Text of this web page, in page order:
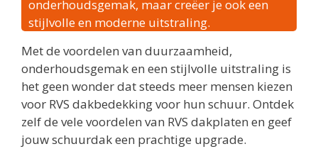
onderhoudsgemak, maar creëer je ook een
stijlvolle en moderne uitstraling.
Met de voordelen van duurzaamheid,
onderhoudsgemak en een stijlvolle uitstraling is
het geen wonder dat steeds meer mensen kiezen
voor RVS dakbedekking voor hun schuur. Ontdek
zelf de vele voordelen van RVS dakplaten en geef
jouw schuurdak een prachtige upgrade.